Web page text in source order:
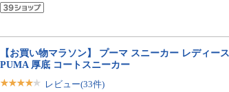
【お買い物マラソン】 プーマ スニーカー レディー
PUMA 厚底 コートスニーカー
レビュー(33件)